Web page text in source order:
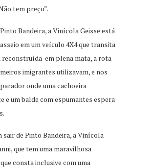
tem preço”.
Bandeira, a Vinícola Geisse está
em um veículo 4X4 que transita
reconstruída em plena mata, a rota
imigrantes utilizavam, e nos
onde uma cachoeira
e um balde com espumantes espera
sair de Pinto Bandeira, a Vinícola
que tem uma maravilhosa
consta inclusive com uma